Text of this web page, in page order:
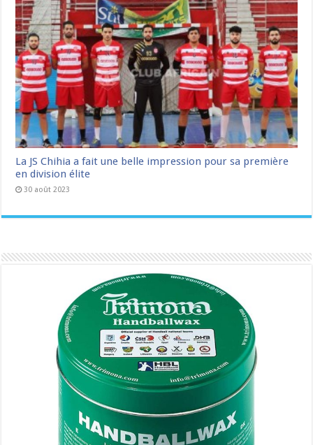
La JS Chihia a fait une belle impression pour sa première
en division élite
30 août 2023